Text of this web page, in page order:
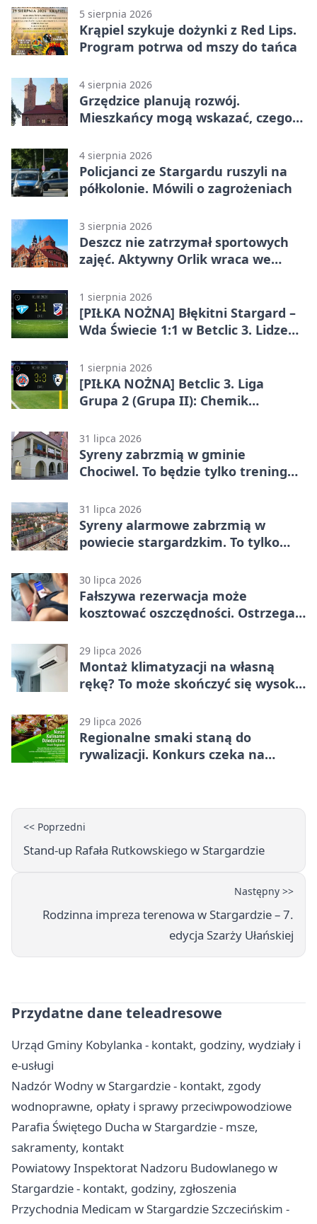
5 sierpnia 2026
Krąpiel szykuje dożynki z Red Lips.
Program potrwa od mszy do tańca
4 sierpnia 2026
Grzędzice planują rozwój.
Mieszkańcy mogą wskazać, czego
4 sierpnia 2026
Policjanci ze Stargardu ruszyli na
półkolonie. Mówili o zagrożeniach
3 sierpnia 2026
Deszcz nie zatrzymał sportowych
zajęć. Aktywny Orlik wraca we
1 sierpnia 2026
[PIŁKA NOŻNA] Błękitni Stargard –
Wda Świecie 1:1 w Betclic 3. Lidze
1 sierpnia 2026
[PIŁKA NOŻNA] Betclic 3. Liga
Grupa 2 (Grupa II): Chemik
Stargard 3:3
31 lipca 2026
Syreny zabrzmią w gminie
Chociwel. To będzie tylko trening
31 lipca 2026
Syreny alarmowe zabrzmią w
powiecie stargardzkim. To tylko
30 lipca 2026
Fałszywa rezerwacja może
kosztować oszczędności. Ostrzega
29 lipca 2026
Montaż klimatyzacji na własną
rękę? To może skończyć się wysoką
29 lipca 2026
Regionalne smaki staną do
rywalizacji. Konkurs czeka na
<< Poprzedni
Stand-up Rafała Rutkowskiego w Stargardzie
Następny >>
Rodzinna impreza terenowa w Stargardzie – 7.
edycja Szarży Ułańskiej
Przydatne dane teleadresowe
Urząd Gminy Kobylanka - kontakt, godziny, wydziały i
e-usługi
Nadzór Wodny w Stargardzie - kontakt, zgody
wodnoprawne, opłaty i sprawy przeciwpowodziowe
Parafia Świętego Ducha w Stargardzie - msze,
sakramenty, kontakt
Powiatowy Inspektorat Nadzoru Budowlanego w
Stargardzie - kontakt, godziny, zgłoszenia
Przychodnia Medicam w Stargardzie Szczecińskim -